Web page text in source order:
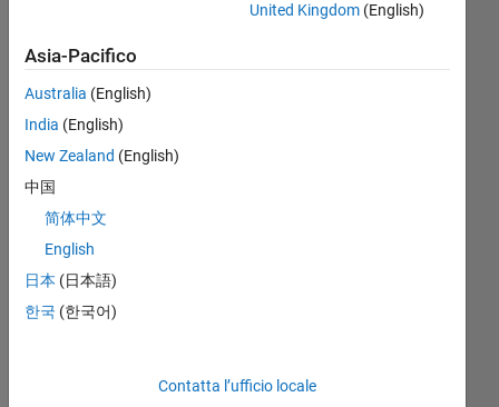
Kellow's
File
Exchange
Badge
Tutto
First Submission
United Kingdom(English)
Asia-Pacifico
Australia (English)
India (English)
New Zealand (English)
中国
简体中文
English
日本 (日本語)
한국 (한국어)
Contatta l’ufficio locale